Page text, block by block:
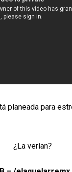
planeada para
¿La verían?